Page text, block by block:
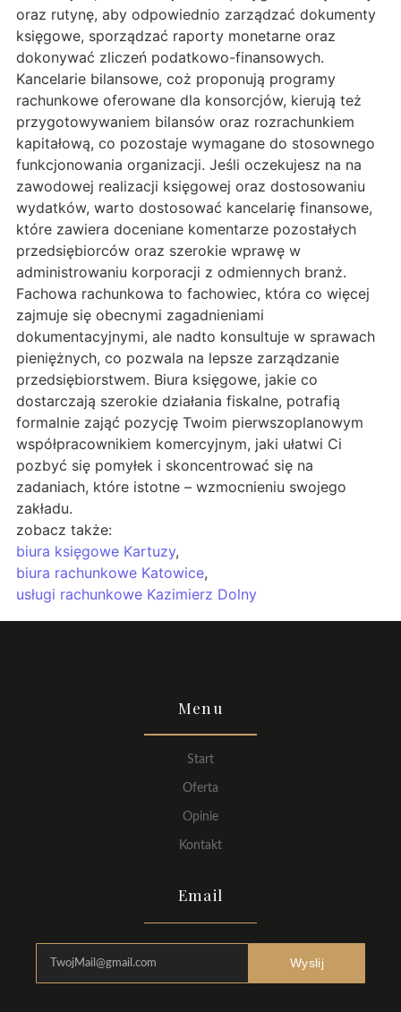
oraz rutynę, aby odpowiednio zarządzać dokumenty
księgowe, sporządzać raporty monetarne oraz
dokonywać zliczeń podatkowo-finansowych.
Kancelarie bilansowe, coż proponują programy
rachunkowe oferowane dla konsorcjów, kierują też
przygotowywaniem bilansów oraz rozrachunkiem
kapitałową, co pozostaje wymagane do stosownego
funkcjonowania organizacji. Jeśli oczekujesz na na
zawodowej realizacji księgowej oraz dostosowaniu
wydatków, warto dostosować kancelarię finansowe,
które zawiera doceniane komentarze pozostałych
przedsiębiorców oraz szerokie wprawę w
administrowaniu korporacji z odmiennych branż.
Fachowa rachunkowa to fachowiec, która co więcej
zajmuje się obecnymi zagadnieniami
dokumentacyjnymi, ale nadto konsultuje w sprawach
pieniężnych, co pozwala na lepsze zarządzanie
przedsiębiorstwem. Biura księgowe, jakie co
dostarczają szerokie działania fiskalne, potrafią
formalnie zająć pozycję Twoim pierwszoplanowym
współpracownikiem komercyjnym, jaki ułatwi Ci
pozbyć się pomyłek i skoncentrować się na
zadaniach, które istotne – wzmocnieniu swojego
zakładu.
zobacz także:
biura księgowe Kartuzy,
biura rachunkowe Katowice,
usługi rachunkowe Kazimierz Dolny
Menu
Start
Oferta
Opinie
Kontakt
Email
Wyslij